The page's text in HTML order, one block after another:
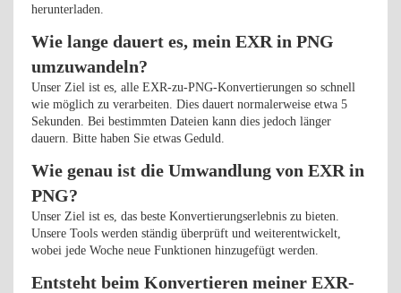
herunterladen.
Wie lange dauert es, mein EXR in PNG
umzuwandeln?
Unser Ziel ist es, alle EXR-zu-PNG-Konvertierungen so schnell
wie möglich zu verarbeiten. Dies dauert normalerweise etwa 5
Sekunden. Bei bestimmten Dateien kann dies jedoch länger
dauern. Bitte haben Sie etwas Geduld.
Wie genau ist die Umwandlung von EXR in
PNG?
Unser Ziel ist es, das beste Konvertierungserlebnis zu bieten.
Unsere Tools werden ständig überprüft und weiterentwickelt,
wobei jede Woche neue Funktionen hinzugefügt werden.
Entsteht beim Konvertieren meiner EXR-